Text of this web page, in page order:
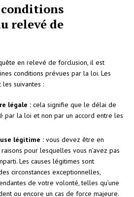
relevé de
en relevé de forclusion, il est
conditions prévues par la loi. Les
suivantes :
légale : cela signifie que le délai de
par la loi et non par un accord entre les
légitime : vous devez être en
pour lesquelles vous n’avez pas
Les causes légitimes sont
circonstances exceptionnelles,
de votre volonté, telles qu’une
ou encore un cas de force majeure.